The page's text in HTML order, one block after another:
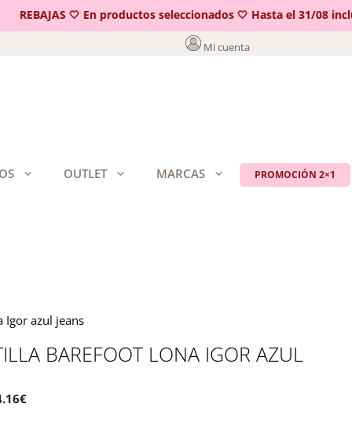
REBAJAS 🤍 En productos seleccionados 🤍 Hasta el 31/08
Mi cuenta
OUTLET MARCAS PROMOCIÓN 2×1
azul jeans
BAREFOOT LONA IGOR AZUL
€El